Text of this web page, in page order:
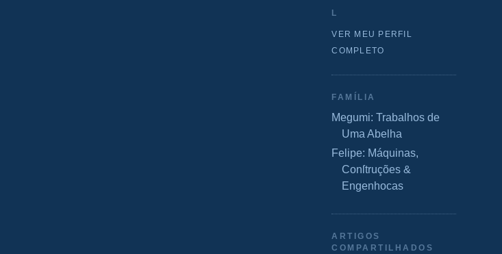
L
VER MEU PERFIL
COMPLETO
FAMÍLIA
Megumi: Trabalhos de
Uma Abelha
Felipe: Máquinas,
Conſtruções &
Engenhocas
ARTIGOS
COMPARTILHADOS